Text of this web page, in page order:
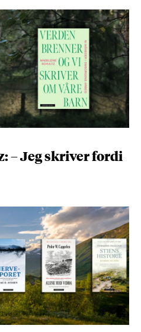
– Jeg skriver fordi